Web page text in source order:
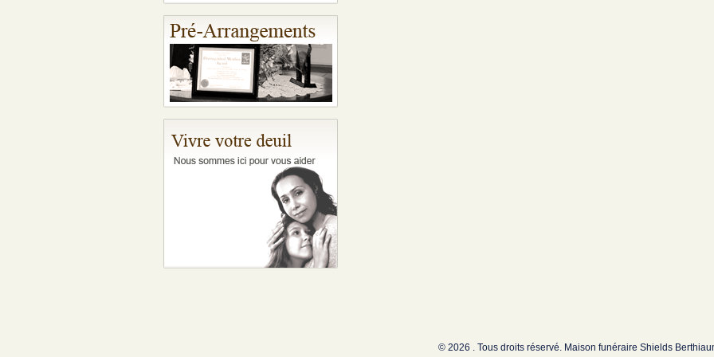
© 2026 . Tous droits réservé. Maison funéraire Shields